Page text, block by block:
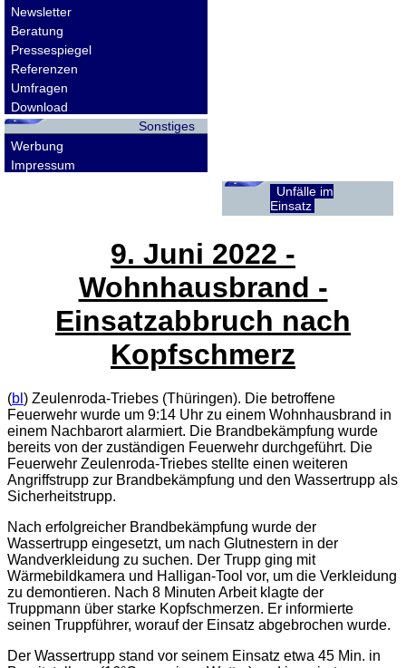
Newsletter
Beratung
Pressespiegel
Referenzen
Umfragen
Download
Sonstiges
Werbung
Impressum
Unfälle im
Einsatz
9. Juni 2022 -
Wohnhausbrand -
Einsatzabbruch nach
Kopfschmerz
(bl ) Zeulenroda-Triebes (Thüringen). Die betroffene
Feuerwehr wurde um 9:14 Uhr zu einem Wohnhausbrand in
einem Nachbarort alarmiert. Die Brandbekämpfung wurde
bereits von der zuständigen Feuerwehr durchgeführt. Die
Feuerwehr Zeulenroda-Triebes stellte einen weiteren
Angriffstrupp zur Brandbekämpfung und den Wassertrupp als
Sicherheitstrupp.
Nach erfolgreicher Brandbekämpfung wurde der
Wassertrupp eingesetzt, um nach Glutnestern in der
Wandverkleidung zu suchen. Der Trupp ging mit
Wärmebildkamera und Halligan-Tool vor, um die Verkleidung
zu demontieren. Nach 8 Minuten Arbeit klagte der
Truppmann über starke Kopfschmerzen. Er informierte
seinen Truppführer, worauf der Einsatz abgebrochen wurde.
Der Wassertrupp stand vor seinem Einsatz etwa 45 Min. in